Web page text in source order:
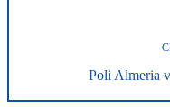
Poli Almeria